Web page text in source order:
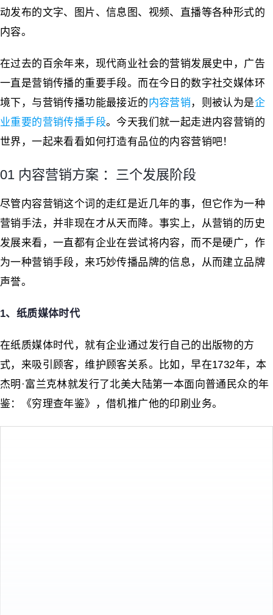
动发布的文字、图片、信息图、视频、直播等各种形式的
内容。
在过去的百余年来，现代商业社会的营销发展史中，广告
一直是营销传播的重要手段。而在今日的数字社交媒体环
境下，与营销传播功能最接近的内容营销 ，则被认为是企
业重要的营销传播手段。今天我们就一起走进内容营销的
世界，一起来看看如何打造有品位的内容营销吧！
01 内容营销方案 ：三个发展阶段
尽管内容营销这个词的走红是近几年的事，但它作为一种
营销手法，并非现在才从天而降。事实上，从营销的历史
发展来看，一直都有企业在尝试将内容，而不是硬广，作
为一种营销手段，来巧妙传播品牌的信息，从而建立品牌
声誉。
1、纸质媒体时代
在纸质媒体时代，就有企业通过发行自己的出版物的方
式，来吸引顾客，维护顾客关系。比如，早在1732年，本
杰明·富兰克林就发行了北美大陆第一本面向普通民众的年
鉴：《穷理查年鉴》，借机推广他的印刷业务。